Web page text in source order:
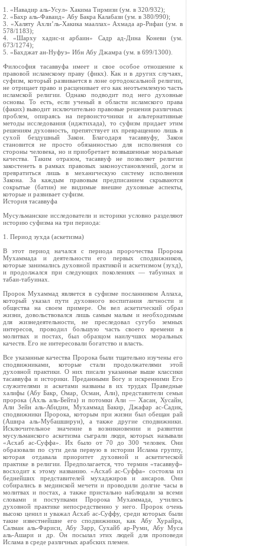
1. «Навадир аль-Усул» Хакима Тирмизи (ум. в 320/932);
2. «Бахр аль-Фаваид» Абу Бакра Калабази (ум. в 380/990);
3. «Халяту Ахли’ль-Хакика мааллах» Ахмада ар-Рифаи (ум. в
578/1183);
4. «Шарху хадис-и арбаин» Садр ад-Дина Коневи (ум.
673/1274);
5. «Бахджат ан-Нуфуз» Ибн Абу Джамра (ум. в 699/1300).
Философия тасаввуфа имеет и свое особое отношение к
правовой исламскому праву (фикх). Как и в других случаях,
суфизм, который развивается в лоне ортодоксальной религии,
не отрицает право и расценивает его как неотъемлемую часть
исламской религии. Однако подводит под него духовные
основы. То есть, если ученый в области исламского права
(факих) выводит исключительно правовые решения различных
проблем, опираясь на первоисточники и альтернативные
методы исследования (иджтихада), то суфизм придает этим
решениям духовность, препятствует их превращению лишь в
сухой бездушный Закон. Благодаря тасаввуфу, Закон
становится не просто обязанностью для исполнения со
стороны человека, но и приобретает возвышенные моральные
качества. Таким отразом, тасаввуф не позволяет религии
закостенеть в рамках правовых законоустановлений, догм и
превратиться лишь в механическую систему исполнения
Закона. За каждым правовым предписанием скрываются
сокрытые (батин) не видимые внешне духовные аспекты,
которые и развивает суфизм.
История тасаввуфа
Мусульманские исследователи и историки условно разделяют
историю суфизма на три периода:
1. Период зухда (аскетизма)
В этот период начался с периода пророчества Пророка
Мухаммада и деятельности его первых сподвижников,
которые занимались духовной практикой и аскетизмом (зухд),
и продолжался при следующих поколениях — табуинах и
табаи-табуинах.
Пророк Мухаммад является в суфизме посланником Аллаха,
который указал пути духовного воспитания личности и
общества на своем примере. Он вел аскетический образ
жизни, довольствовался лишь самым малым и необходимым
для жизнедеятельности, не преследовал сугубо земных
интересов, проводил большую часть своего времени в
молитвах и постах, был образцом наилучших моральных
качеств. Его не интересовали богатство и власть.
Все указанные качества Пророка были тщательно изучены его
сподвижниками, которые стали продолжателями этой
духовной практики. О них писали указанные выше классики
тасаввуфа и историки. Преданными Богу и искренними Его
служителями и аскетами названы в их трудах Праведные
халифы (Абу Бакр, Омар, Осман, Али), представители семьи
пророка (Ахль аль-Бейта) и потомки Али — Хасан, Хусайн,
Али Зейн аль-Абидин, Мухаммад Бакир, Джафар ас-Садик,
сподвижники Пророка, которым при жизни был обещан рай
(Ашира аль-Мубашширун), а также другие сподвижники.
Исключительное значение в возникновении и развитии
мусульманского аскетизма сыграли люди, которых называли
«Асхаб ас-Суффа». Их было от 70 до 300 человек. Они
образовали по сути дела первую в истории Ислама группу,
которая отдавала приоритет духовной и аскетической
практике в религии. Предполагается, что термин «тасаввуф»
восходит к этому названию. «Асхаб ас-Суффа» состояла из
беднейших представителей мухаджиров и ансаров. Они
собирались в мединской мечети и проводили долгие часы в
молитвах и постах, а также пристально наблюдали за всеми
словами и поступками Пророка Мухаммада, учились
духовной практике непосредственно у него. Пророк очень
высоко ценил и уважал Асхаб ас-Суффу, среди которых были
такие известнейшие его сподвижники, как Абу Хурайра,
Салман аль-Фариси, Абу Зарр, Сухайб ар-Руми, Абу Муса
аль-Ашари и др. Он посылал этих людей для проповеди
Ислама в среде различных арабских племен.